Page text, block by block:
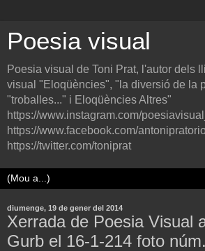
Poesia visual
Poesia visual de Toni Prat, l'autor dels
visual "Eloqüències", "la diversió de la
"troballes..." i Eloqüències Altres"
https://www.instagram.com/
https://www.facebook.com/
https://twitter.com/toniprat
diumenge, 19 de gener del 2014
Xerrada de Poesia Visual
Gurb el 16-1-214 foto